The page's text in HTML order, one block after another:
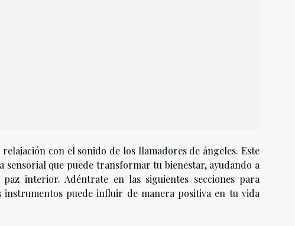
con el sonido de los llamadores de ángeles. Este
que puede transformar tu bienestar, ayudando a
interior. Adéntrate en las siguientes secciones para
puede influir de manera positiva en tu vida